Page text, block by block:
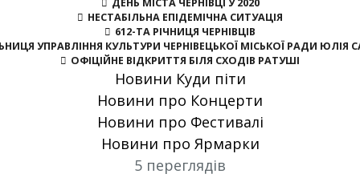
НЕСТАБІЛЬНА ЕПІДЕМІЧНА СИТУАЦІЯ
612-ТА РІЧНИЦЯ ЧЕРНІВЦІВ
УПРАВЛІННЯ КУЛЬТУРИ ЧЕРНІВЕЦЬКОЇ МІСЬКОЇ РАДИ ЮЛІЯ
ОФІЦІЙНЕ ВІДКРИТТЯ БІЛЯ СХОДІВ РАТУШІ
Новини Куди піти
Новини про Концерти
Новини про Фестивалі
Новини про Ярмарки
5 переглядів